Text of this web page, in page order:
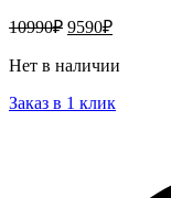
10990₽ 9590₽
Нет в наличии
Заказ в 1 клик